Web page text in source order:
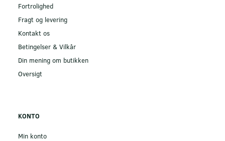
Fortrolighed
Fragt og levering
Kontakt os
Betingelser & Vilkår
Din mening om butikken
Oversigt
KONTO
Min konto